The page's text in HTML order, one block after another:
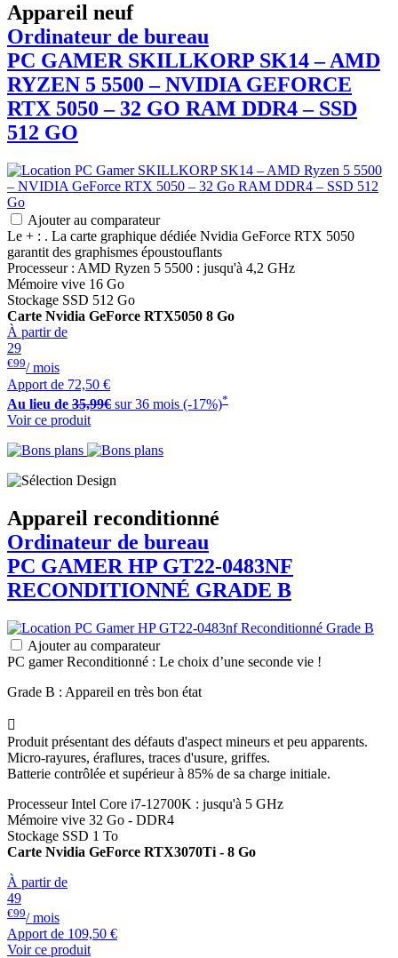
Appareil neuf
Ordinateur de bureau
PC GAMER SKILLKORP SK14 – AMD
RYZEN 5 5500 – NVIDIA GEFORCE
RTX 5050 – 32 GO RAM DDR4 – SSD
512 GO
Ajouter au comparateur
Le + : . La carte graphique dédiée Nvidia GeForce RTX 5050
garantit des graphismes époustouflants
Processeur : AMD Ryzen 5 5500 : jusqu'à 4,2 GHz
Mémoire vive 16 Go
Stockage SSD 512 Go
Carte Nvidia GeForce RTX5050 8 Go
À partir de
29
€99/ mois
Apport de 72,50 €
Au lieu de 35,99€ sur 36 mois (-17%)*
Voir ce produit
Appareil reconditionné
Ordinateur de bureau
PC GAMER HP GT22-0483NF
RECONDITIONNÉ GRADE B
Ajouter au comparateur
PC gamer Reconditionné : Le choix d’une seconde vie !
Grade B : Appareil en très bon état

Produit présentant des défauts d'aspect mineurs et peu apparents.
Micro-rayures, éraflures, traces d'usure, griffes.
Batterie contrôlée et supérieur à 85% de sa charge initiale.
Processeur Intel Core i7-12700K : jusqu'à 5 GHz
Mémoire vive 32 Go - DDR4
Stockage SSD 1 To
Carte Nvidia GeForce RTX3070Ti - 8 Go
À partir de
49
€99/ mois
Apport de 109,50 €
Voir ce produit